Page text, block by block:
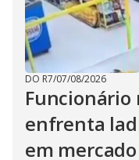
DO R7/07/08/2026
Funcionário
enfrenta
em